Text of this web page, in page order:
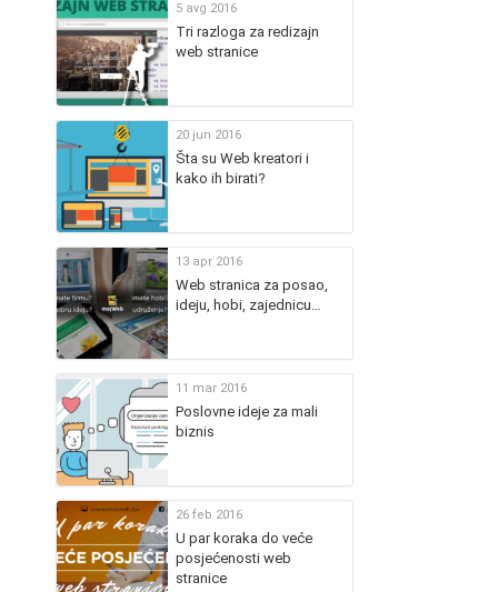
5 avg 2016
Tri razloga za redizajn
web stranice
20 jun 2016
Šta su Web kreatori i
kako ih birati?
13 apr 2016
Web stranica za posao,
ideju, hobi, zajednicu…
11 mar 2016
Poslovne ideje za mali
biznis
26 feb 2016
U par koraka do veće
posjećenosti web
stranice